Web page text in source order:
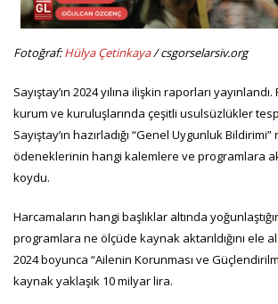
Fotoğraf:Hülya Çetinkaya/ csgorselarsiv.org
Sayıştay’ın 2024 yılına ilişkin raporları
kurum ve kuruluşlarında çeşitli usulsüzlükler
Sayıştay’ın hazırladığı “Genel Uygunluk
ödeneklerinin hangi kalemlere ve programlara
koydu.
Harcamaların hangi başlıklar altında
programlara ne ölçüde kaynak aktarıldığını ele
2024 boyunca “Ailenin Korunması ve
kaynak yaklaşık 10 milyar lira.